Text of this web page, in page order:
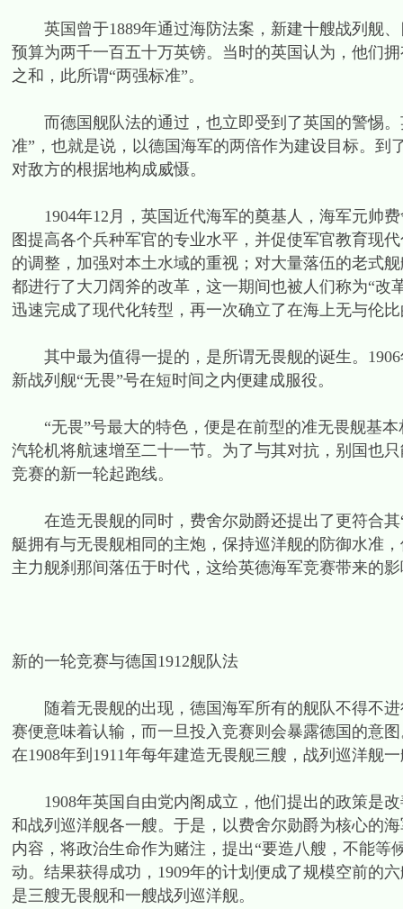
英国曾于1889年通过海防法案，新建十艘战列舰、
预算为两千一百五十万英镑。当时的英国认为，他们
之和，此所谓“两强标准”。
而德国舰队法的通过，也立即受到了英国的警惕。
准”，也就是说，以德国海军的两倍作为建设目标。到
对敌方的根据地构成威慑。
1904年12月，英国近代海军的奠基人，海军元帅费
图提高各个兵种军官的专业水平，并促使军官教育现
的调整，加强对本土水域的重视；对大量落伍的老式
都进行了大刀阔斧的改革，这一期间也被人们称为“
迅速完成了现代化转型，再一次确立了在海上无与伦
其中最为值得一提的，是所谓无畏舰的诞生。1906
新战列舰“无畏”号在短时间之内便建成服役。
“无畏”号最大的特色，便是在前型的准无畏舰基本
汽轮机将航速增至二十一节。为了与其对抗，别国也
竞赛的新一轮起跑线。
在造无畏舰的同时，费舍尔勋爵还提出了更符合其
艇拥有与无畏舰相同的主炮，保持巡洋舰的防御水准
主力舰刹那间落伍于时代，这给英德海军竞赛带来的
新的一轮竞赛与德国1912舰队法
随着无畏舰的出现，德国海军所有的舰队不得不进
赛便意味着认输，而一旦投入竞赛则会暴露德国的意
在1908年到1911年每年建造无畏舰三艘，战列巡洋舰
1908年英国自由党内阁成立，他们提出的政策是改
和战列巡洋舰各一艘。于是，以费舍尔勋爵为核心的
内容，将政治生命作为赌注，提出“要造八艘，不能等
动。结果获得成功，1909年的计划便成了规模空前的
是三艘无畏舰和一艘战列巡洋舰。